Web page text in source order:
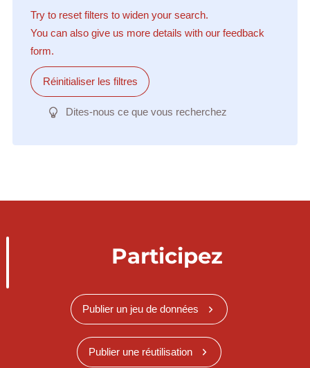
Try to reset filters to widen your search.
You can also give us more details with our feedback
form.
Réinitialiser les filtres
Dites-nous ce que vous recherchez
Participez
Publier un jeu de données
Publier une réutilisation